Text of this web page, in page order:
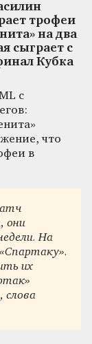
трофеи
на два
сыграет с
Кубка
с
что
в
они
На
их
слова